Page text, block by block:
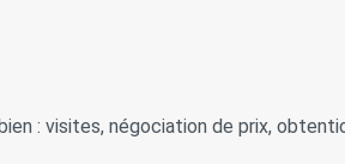
: visites, négociation de prix,